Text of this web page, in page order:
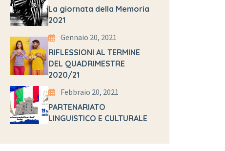
La giornata della Memoria
2021
Gennaio 20, 2021
RIFLESSIONI AL TERMINE
DEL QUADRIMESTRE
2020/21
Febbraio 20, 2021
PARTENARIATO
LINGUISTICO E CULTURALE